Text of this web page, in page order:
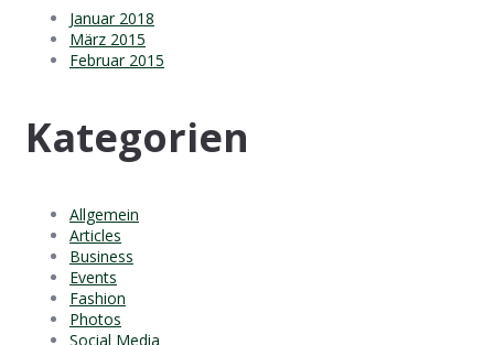
Januar 2018
März 2015
Februar 2015
Kategorien
Allgemein
Articles
Business
Events
Fashion
Photos
Social Media